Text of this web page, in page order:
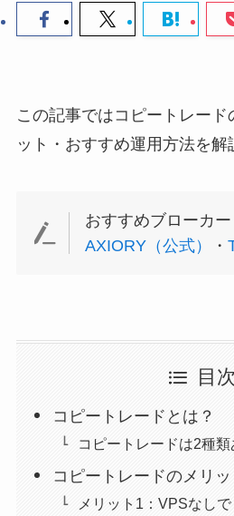
この記事ではコピートレード
ット・おすすめ運用方法を解
おすすめブローカ
AXIORY（公式）
・
目次
コピートレードとは？
コピートレードは2種類
コピートレードのメリッ
メリット1：VPSなし